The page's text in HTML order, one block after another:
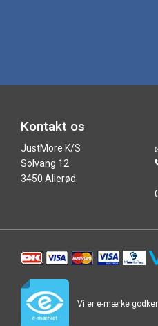
Kontakt os
JustMore K/S
Solvang 12
3450 Allerød
Vi er e-mærke